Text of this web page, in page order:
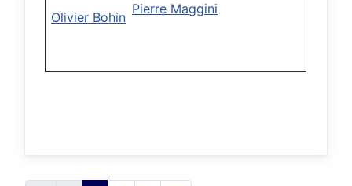
Olivier Bohin
Pierre Maggini